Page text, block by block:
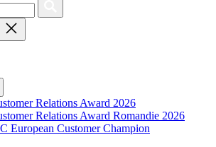
Relations Award 2026
Relations Award Romandie 2026
European Customer Champion